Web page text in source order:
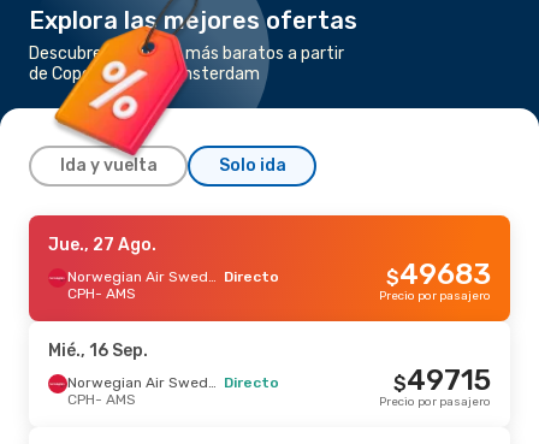
Explora las mejores ofertas
Descubre los vuelos más baratos a partir
de Copenhague a Ámsterdam
Ida y vuelta Solo ida
Jue., 27 Ago.
Norwegian Air Sweden Directo
CPH- AMS
AMS- CPH
173153
Jue., 27 Ago.
Norwegian Air Sweden Directo
CPH- AMS
49683
$
Precio por pasajero
Mié., 16 Sep.
Norwegian Air Sweden Directo
CPH- AMS
49715
$
Precio por pasajero